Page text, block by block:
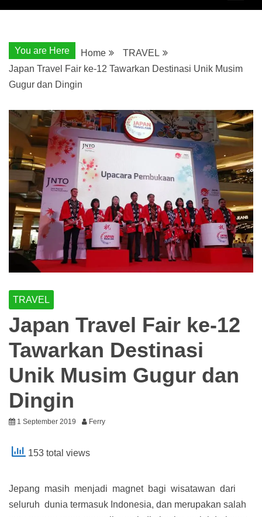
You are Here Home
TRAVEL
Japan Travel Fair ke-12 Tawarkan Destinasi Unik Musim
Gugur dan Dingin
TRAVEL
Japan Travel Fair ke-12
Tawarkan Destinasi
Unik Musim Gugur dan
Dingin
1 September 2019 Ferry
153 total views
Jepang masih menjadi magnet bagi wisatawan dari
seluruh dunia termasuk Indonesia, dan merupakan salah